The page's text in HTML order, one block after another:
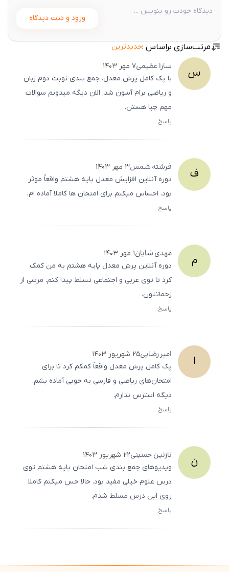
ورود و ثبت دیدگاه
مرتب‌سازی براساس :جدیدترین
س ساراعظیمی۷ مهر ۱۴۰۳
با پک کامل پرش معدل، جمع‌ بندی نوبت دوم زبان
و ریاضی برام آسون شد. الان دیگه میدونم سوالات
مهم چیا هستن.
پاسخ
ف فرشتهشمس۳ مهر ۱۴۰۳
دوره آنلاین افزایش معدل پایه هشتم واقعاً موثر
بود. احساس میکنم برای امتحان‌ ها کاملا آماده ام.
پاسخ
م مهدیشایان۱ مهر ۱۴۰۳
دوره آنلاین پرش معدل پایه هشتم به من کمک
کرد تا توی عربی و اجتماعی تسلط پیدا کنم. مرسی از
زحماتتون.
پاسخ
ا امیررضایی۲۵ شهریور ۱۴۰۳
پک کامل پرش معدل واقعاً کمکم کرد تا برای
امتحان‌های ریاضی و فارسی به خوبی آماده بشم.
دیگه استرس ندارم.
پاسخ
ن نازنینحسینی۲۲ شهریور ۱۴۰۳
ویدیوهای جمع ‌بندی شب امتحان پایه هشتم توی
درس علوم خیلی مفید بود. حالا حس میکنم کاملا
روی این درس مسلط شدم.
پاسخ